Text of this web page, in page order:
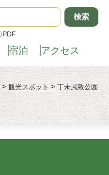
PDF
宿泊 アクセス
> 観光スポット > 丁未風致公園